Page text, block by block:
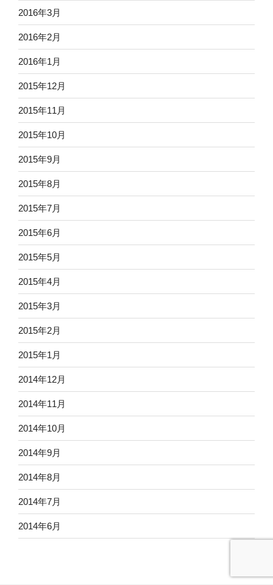
2016年3月
2016年2月
2016年1月
2015年12月
2015年11月
2015年10月
2015年9月
2015年8月
2015年7月
2015年6月
2015年5月
2015年4月
2015年3月
2015年2月
2015年1月
2014年12月
2014年11月
2014年10月
2014年9月
2014年8月
2014年7月
2014年6月